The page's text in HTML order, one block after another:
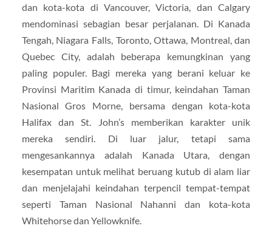
dan kota-kota di Vancouver, Victoria, dan Calgary
mendominasi sebagian besar perjalanan. Di Kanada
Tengah, Niagara Falls, Toronto, Ottawa, Montreal, dan
Quebec City, adalah beberapa kemungkinan yang
paling populer. Bagi mereka yang berani keluar ke
Provinsi Maritim Kanada di timur, keindahan Taman
Nasional Gros Morne, bersama dengan kota-kota
Halifax dan St. John’s memberikan karakter unik
mereka sendiri. Di luar jalur, tetapi sama
mengesankannya adalah Kanada Utara, dengan
kesempatan untuk melihat beruang kutub di alam liar
dan menjelajahi keindahan terpencil tempat-tempat
seperti Taman Nasional Nahanni dan kota-kota
Whitehorse dan Yellowknife.